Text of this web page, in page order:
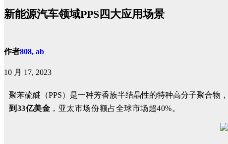
新能源汽车领域PPS四大应用场景
作者808, ab
10 月 17, 2023
聚苯硫醚（PPS）是一种芳香族半结晶性的特种高分子聚合物，
到33亿美金 ，亚太市场份额占全球市场超40%。